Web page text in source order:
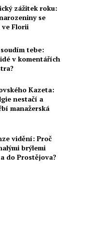
zážitek roku:
se
ve Florii
tebe:
v komentářích
Kazeta:
nestačí a
manažerská
vidění: Proč
brýlemi
do Prostějova?